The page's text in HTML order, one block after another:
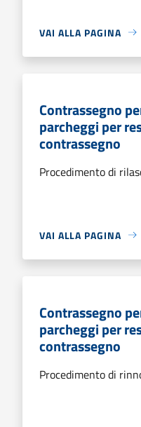
VAI ALLA PAGINA
Contrassegno
parcheggi per
contrassegno
Procedimento di
VAI ALLA PAGINA
Contrassegno
parcheggi per
contrassegno
Procedimento di